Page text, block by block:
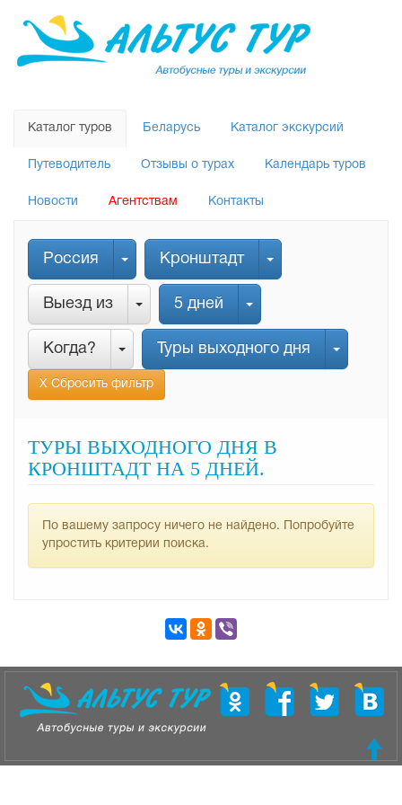
Каталог туров Беларусь Каталог экскурсий
Путеводитель Отзывы о турах Календарь туров
Новости Агентствам Контакты
Россия Кронштадт
Выезд из 5 дней
Когда? Туры выходного дня
Х Сбросить фильтр
ТУРЫ ВЫХОДНОГО ДНЯ В
КРОНШТАДТ НА 5 ДНЕЙ.
По вашему запросу ничего не найдено. Попробуйте
упростить критерии поиска.